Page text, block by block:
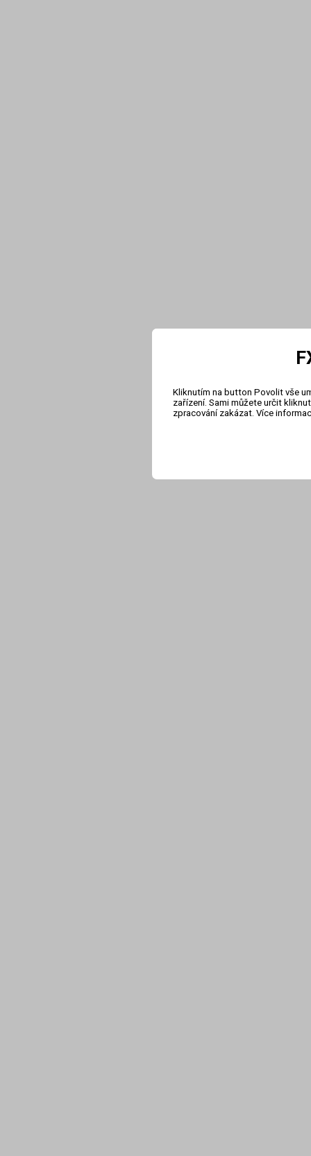
Kliknutím na button Povolit vše
zařízení. Sami můžete určit
zpracování zakázat. Více